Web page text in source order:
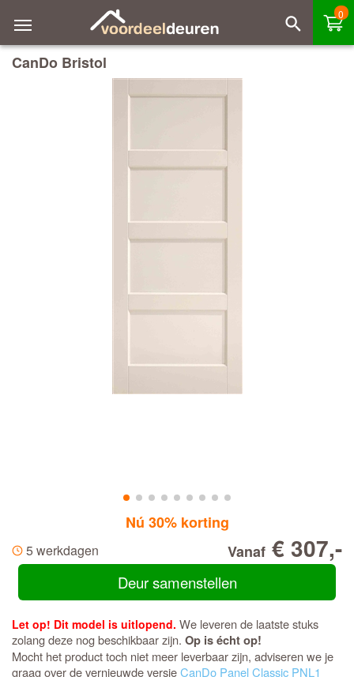
0
CanDo Bristol
Nú 30% korting
5 werkdagen Vanaf € 307,-
Deur samenstellen
Let op! Dit model is uitlopend. We leveren de laatste stuks
zolang deze nog beschikbaar zijn. Op is écht op!
Mocht het product toch niet meer leverbaar zijn, adviseren we je
graag over de vernieuwde versieCanDo Panel Classic PNL1